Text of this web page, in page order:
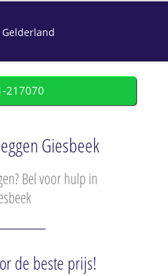
217070
Giesbeek
Bel voor hulp in
de beste prijs!